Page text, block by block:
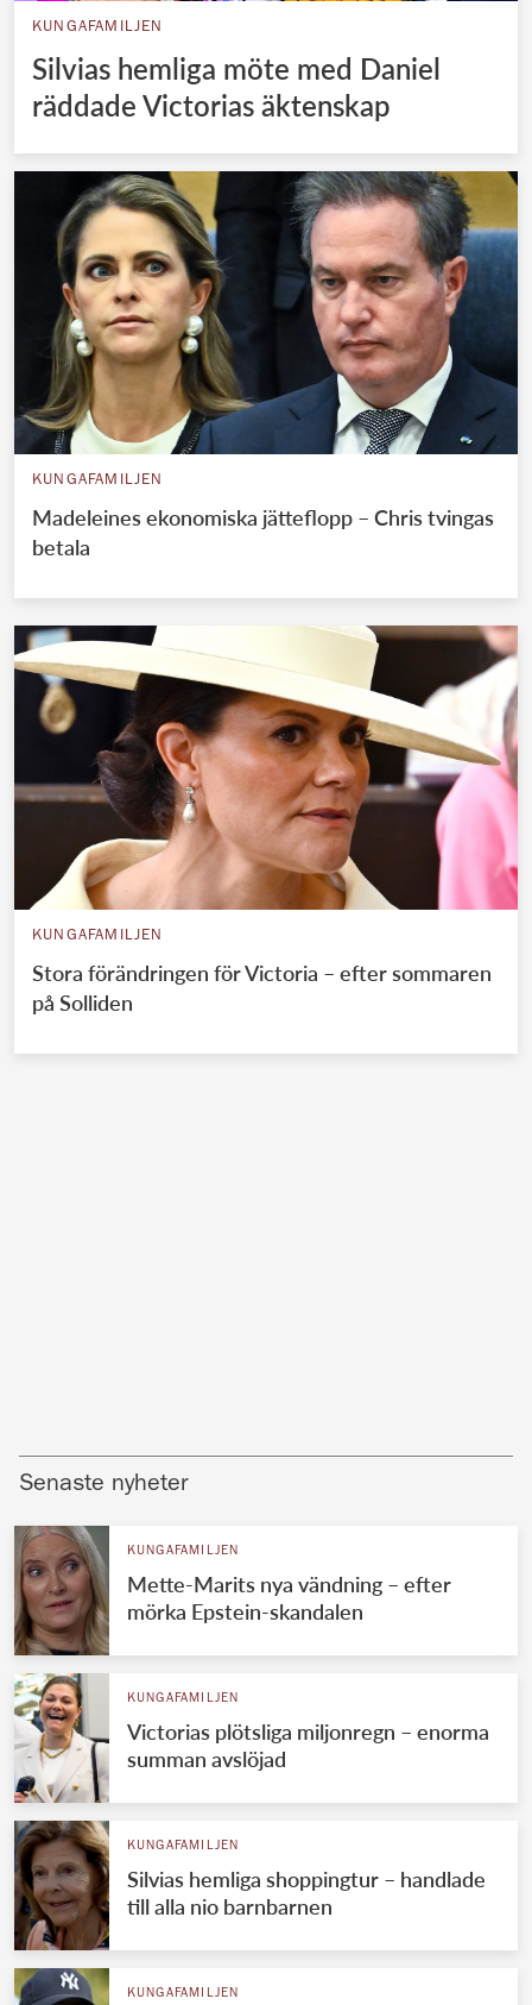
KUNGAFAMILJEN
Silvias hemliga möte med Daniel
räddade Victorias äktenskap
KUNGAFAMILJEN
Madeleines ekonomiska jätteflopp – Chris tvingas
betala
KUNGAFAMILJEN
Stora förändringen för Victoria – efter sommaren
på Solliden
Senaste nyheter
KUNGAFAMILJEN
Mette-Marits nya vändning – efter
mörka Epstein-skandalen
KUNGAFAMILJEN
Victorias plötsliga miljonregn – enorma
summan avslöjad
KUNGAFAMILJEN
Silvias hemliga shoppingtur – handlade
till alla nio barnbarnen
KUNGAFAMILJEN